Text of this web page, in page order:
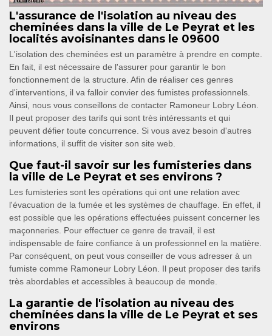
L'assurance de l'isolation au niveau des
cheminées dans la ville de Le Peyrat et les
localités avoisinantes dans le 09600
L'isolation des cheminées est un paramètre à prendre en compte.
En fait, il est nécessaire de l'assurer pour garantir le bon
fonctionnement de la structure. Afin de réaliser ces genres
d'interventions, il va falloir convier des fumistes professionnels.
Ainsi, nous vous conseillons de contacter Ramoneur Lobry Léon.
Il peut proposer des tarifs qui sont très intéressants et qui
peuvent défier toute concurrence. Si vous avez besoin d'autres
informations, il suffit de visiter son site web.
Que faut-il savoir sur les fumisteries dans
la ville de Le Peyrat et ses environs ?
Les fumisteries sont les opérations qui ont une relation avec
l'évacuation de la fumée et les systèmes de chauffage. En effet, il
est possible que les opérations effectuées puissent concerner les
maçonneries. Pour effectuer ce genre de travail, il est
indispensable de faire confiance à un professionnel en la matière.
Par conséquent, on peut vous conseiller de vous adresser à un
fumiste comme Ramoneur Lobry Léon. Il peut proposer des tarifs
très abordables et accessibles à beaucoup de monde.
La garantie de l'isolation au niveau des
cheminées dans la ville de Le Peyrat et ses
environs